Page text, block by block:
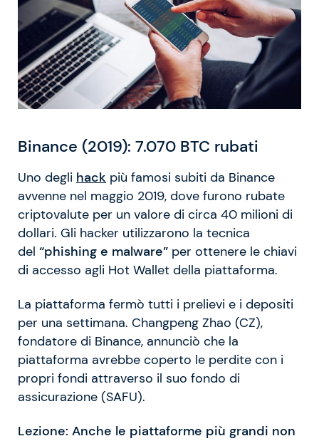
Binance (2019): 7.070 BTC rubati
Uno degli hack più famosi subiti da Binance
avvenne nel maggio 2019, dove furono rubate
criptovalute per un valore di circa 40 milioni di
dollari. Gli hacker utilizzarono la tecnica
del “phishing e malware” per ottenere le chiavi
di accesso agli Hot Wallet della piattaforma.
La piattaforma fermò tutti i prelievi e i depositi
per una settimana. Changpeng Zhao (CZ),
fondatore di Binance, annunciò che la
piattaforma avrebbe coperto le perdite con i
propri fondi attraverso il suo fondo di
assicurazione (SAFU).
Lezione: Anche le piattaforme più grandi non